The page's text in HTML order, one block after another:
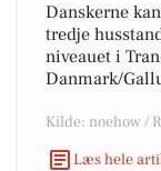
Danskerne
tredje
niveauet i
Danmark/
Kilde: noehow /
Læs hele